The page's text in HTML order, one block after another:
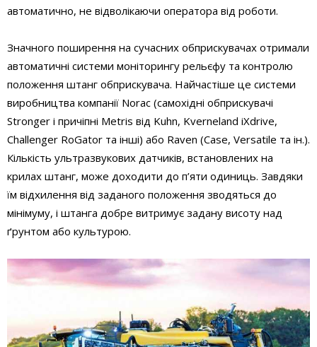
автоматично, не відволікаючи оператора від роботи.
Значного поширення на сучасних обприскувачах отримали
автоматичні системи моніторингу рельєфу та контролю
положення штанг обприскувача. Найчастіше це системи
виробництва компанії Norac (самохідні обприскувачі
Stronger і причіпні Metris від Kuhn, Kverneland iXdrive,
Challenger RoGator та інші) або Raven (Case, Versatile та ін.).
Кількість ультразвукових датчиків, встановлених на
крилах штанг, може доходити до п’яти одиниць. Завдяки
їм відхилення від заданого положення зводяться до
мінімуму, і штанга добре витримує задану висоту над
ґрунтом або культурою.